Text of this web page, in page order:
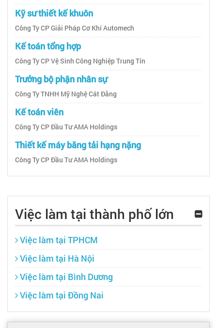
Kỹ sư thiết kế khuôn
Công Ty CP Giải Pháp Cơ Khí Automech
Kế toán tổng hợp
Công Ty CP Vệ Sinh Công Nghiệp Trung Tín
Trưởng bộ phận nhân sự
Công Ty TNHH Mỹ Nghệ Cát Đằng
Kế toán viên
Công Ty CP Đầu Tư AMA Holdings
Thiết kế máy băng tải hạng nặng
Công Ty CP Đầu Tư AMA Holdings
Việc làm tại thành phố lớn
Việc làm tại TPHCM
Việc làm tại Hà Nội
Việc làm tại Bình Dương
Việc làm tại Đồng Nai